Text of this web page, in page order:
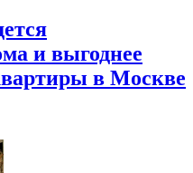
и выгоднее
в Москве